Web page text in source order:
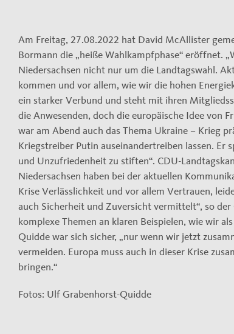
Am Freitag, 27.08.2022 hat David McAllister
Bormann die „heiße Wahlkampfphase“ eröffnet.
Niedersachsen nicht nur um die Landtagswahl.
kommen und vor allem, wie wir die hohen
ein starker Verbund und steht mit ihren
die Anwesenden, doch die europäische Idee von
war am Abend auch das Thema Ukraine – Krieg
Kriegstreiber Putin auseinandertreiben lassen.
und Unzufriedenheit zu stiften“. CDU-
Niedersachsen haben bei der aktuellen
Krise Verlässlichkeit und vor allem Vertrauen,
auch Sicherheit und Zuversicht vermittelt“, so
komplexe Themen an klaren Beispielen, wie wir
Quidde war sich sicher, „nur wenn wir jetzt
vermeiden. Europa muss auch in dieser Krise
bringen.“
Fotos: Ulf Grabenhorst-Quidde